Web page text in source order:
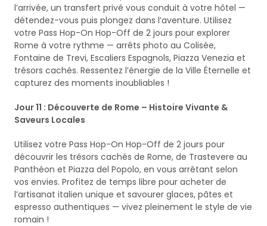
l’arrivée, un transfert privé vous conduit à votre hôtel —
détendez-vous puis plongez dans l’aventure. Utilisez
votre Pass Hop-On Hop-Off de 2 jours pour explorer
Rome à votre rythme — arrêts photo au Colisée,
Fontaine de Trevi, Escaliers Espagnols, Piazza Venezia et
trésors cachés. Ressentez l’énergie de la Ville Éternelle et
capturez des moments inoubliables !
Jour 11 : Découverte de Rome – Histoire Vivante &
Saveurs Locales
Utilisez votre Pass Hop-On Hop-Off de 2 jours pour
découvrir les trésors cachés de Rome, de Trastevere au
Panthéon et Piazza del Popolo, en vous arrêtant selon
vos envies. Profitez de temps libre pour acheter de
l’artisanat italien unique et savourer glaces, pâtes et
espresso authentiques — vivez pleinement le style de vie
romain !